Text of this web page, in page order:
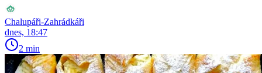
Chalupáři-Zahrádkáři
dnes, 18:47
2 min